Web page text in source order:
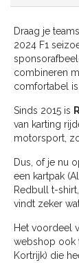
Draag je
2024 F1
combineren
comfortabel is.
Sinds 2015 is
van karting
motorsport,
Dus, of je nu
een kartpak
Redbull t-
vindt zeker
Het voordeel
webshop ook
Kortrijk) die